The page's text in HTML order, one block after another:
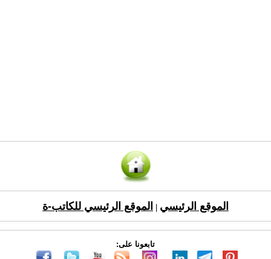
الموقع الرئيسي الموقع الرئيسي للكاتب-ة
تابعونا على: